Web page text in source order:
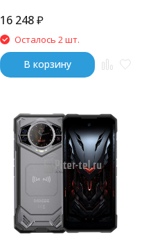
16 248₽
Осталось 2 шт.
В корзину